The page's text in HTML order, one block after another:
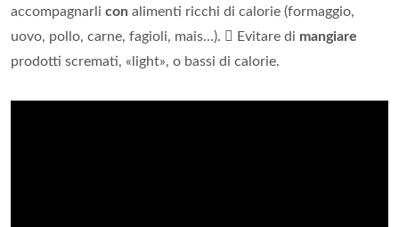
accompagnarli con alimenti ricchi di calorie (formaggio,
uovo, pollo, carne, fagioli, mais…).  Evitare di mangiare
prodotti scremati, «light», o bassi di calorie.